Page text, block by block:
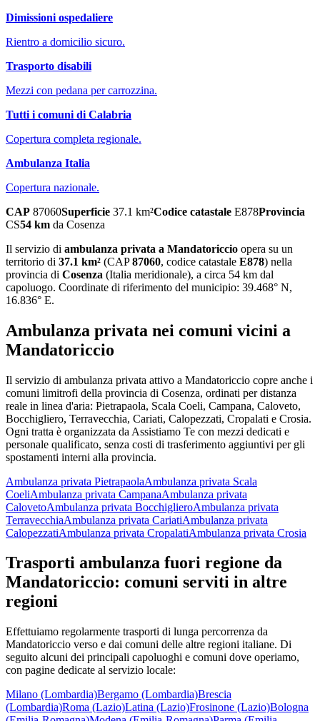
Dimissioni ospedaliere
Rientro a domicilio sicuro.
Trasporto disabili
Mezzi con pedana per carrozzina.
Tutti i comuni di Calabria
Copertura completa regionale.
Ambulanza Italia
Copertura nazionale.
CAP 87060Superficie 37.1 km²Codice catastale E878Provincia
CS54 km da Cosenza
Il servizio di ambulanza privata a Mandatoriccio opera su un
territorio di 37.1 km² (CAP87060, codice catastale E878) nella
provincia di Cosenza (Italia meridionale), a circa 54 km dal
capoluogo. Coordinate di riferimento del municipio: 39.468° N,
16.836° E.
Ambulanza privata nei comuni vicini a
Mandatoriccio
Il servizio di ambulanza privata attivo a Mandatoriccio copre anche i
comuni limitrofi della provincia di Cosenza, ordinati per distanza
reale in linea d'aria: Pietrapaola, Scala Coeli, Campana, Caloveto,
Bocchigliero, Terravecchia, Cariati, Calopezzati, Cropalati e Crosia.
Ogni tratta è organizzata da Assistiamo Te con mezzi dedicati e
personale qualificato, senza costi di trasferimento aggiuntivi per gli
spostamenti interni alla provincia.
Ambulanza privata PietrapaolaAmbulanza privata Scala
CoeliAmbulanza privata CampanaAmbulanza privata
CalovetoAmbulanza privata BocchiglieroAmbulanza privata
TerravecchiaAmbulanza privata CariatiAmbulanza privata
CalopezzatiAmbulanza privata CropalatiAmbulanza privata Crosia
Trasporti ambulanza fuori regione da
Mandatoriccio: comuni serviti in altre
regioni
Effettuiamo regolarmente trasporti di lunga percorrenza da
Mandatoriccio verso e dai comuni delle altre regioni italiane. Di
seguito alcuni dei principali capoluoghi e comuni dove operiamo,
con pagine dedicate al servizio locale:
Milano (Lombardia)Bergamo (Lombardia)Brescia
(Lombardia)Roma (Lazio)Latina (Lazio)Frosinone (Lazio)Bologna